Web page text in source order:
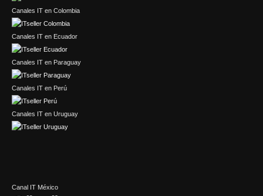
Canales IT en Colombia
Canales IT en Ecuador
Canales IT en Paraguay
Canales IT en Perú
Canales IT en Uruguay
Canal IT México